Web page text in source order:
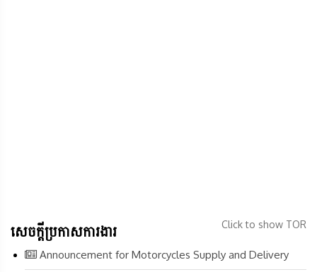
Click to show TOR
សេចក្តីប្រកាសការងារ
Announcement for Motorcycles Supply and Delivery